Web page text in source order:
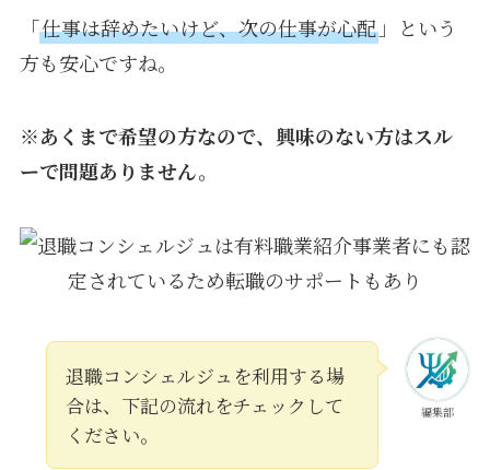
「仕事は辞めたいけど、次の仕事が心配」という
方も安心ですね。
※あくまで希望の方なので、興味のない方はスル
ーで問題ありません。
編集部
退職コンシェルジュを利用する場
合は、下記の流れをチェックして
ください。